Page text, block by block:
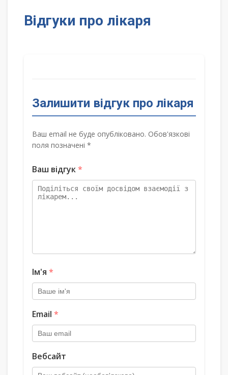
Відгуки про лікаря
Залишити відгук про лікаря
Ваш email не буде опубліковано. Обов'язкові
поля позначені *
Ваш відгук*
Ім'я *
Email *
Вебсайт